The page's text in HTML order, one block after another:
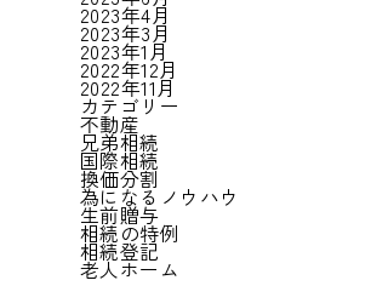
2023年4月
2023年3月
2023年1月
2022年12月
2022年11月
カテゴリー
不動産
兄弟相続
国際相続
換価分割
為になるノウハウ
生前贈与
相続の特例
相続登記
老人ホーム